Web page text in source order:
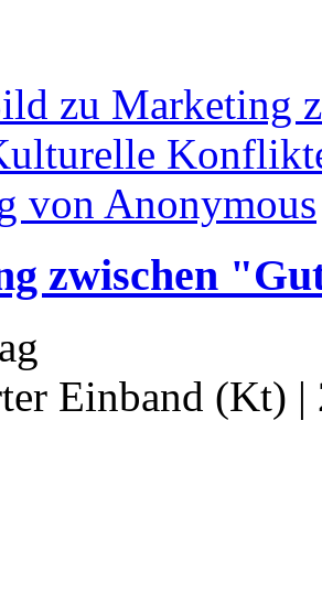
zwischen
Einband (Kt) |